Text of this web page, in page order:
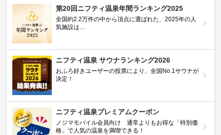
第20回ニフティ温泉年間ランキング2025
全国約2.2万件の中から頂点に選ばれた、2025年の人
気施設は…
ニフティ温泉 サウナランキング2026
おふろ好きユーザーの投票により、全国No.1サウナが
決定！
ニフティ温泉プレミアムクーポン
ノジマモバイル会員向け 通常よりもお得な「特別価
格」で人気の温泉を満喫できる！